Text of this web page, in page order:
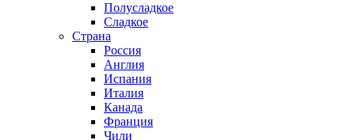
Полусладкое
Сладкое
Страна
Россия
Англия
Испания
Италия
Канада
Франция
Чили